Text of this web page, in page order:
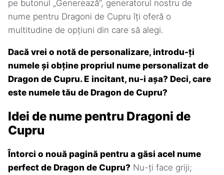
pe butonul „Generează”, generatorul nostru de
nume pentru Dragoni de Cupru îți oferă o
multitudine de opțiuni din care să alegi.
Dacă vrei o notă de personalizare, introdu-ți
numele și obține propriul nume personalizat de
Dragon de Cupru. E incitant, nu-i așa? Deci, care
este numele tău de Dragon de Cupru?
Idei de nume pentru Dragoni de
Cupru
Întorci o nouă pagină pentru a găsi acel nume
perfect de Dragon de Cupru? Nu-ți face griji;